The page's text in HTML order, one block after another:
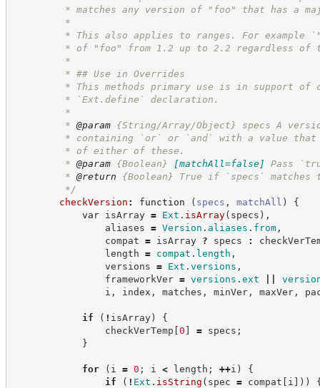
* matches any version of "foo" that has a
*
* This also applies to ranges. For example
* of "foo" from 1.2 up to 2.2 regardless of
*
* ## Use in Overrides
* This methods primary use is in support of
* `Ext.define` declaration.
*
* @param {String/Array/Object} specs A
* containing `or` or `and` with a value that is
* of either of these.
* @param {Boolean} [matchAll=false]
Pass
* @return {Boolean}
True if `specs` matches
*/
checkVersion : function ( specs , matchAll )
{
var isArray = Ext . isArray( specs ) ,
aliases = Version . aliases . from,
compat = isArray ? specs :
length = compat . length ,
versions = Ext . versions ,
frameworkVer = versions . ext
i , index , matches , minVer, maxVer,
if ( ! isArray)
{
checkVerTemp [0 ] = specs ;
}
for ( i = 0 ; i < length ; ++i )
{
if
( ! Ext . isString ( spec = compat [ i ] ) )